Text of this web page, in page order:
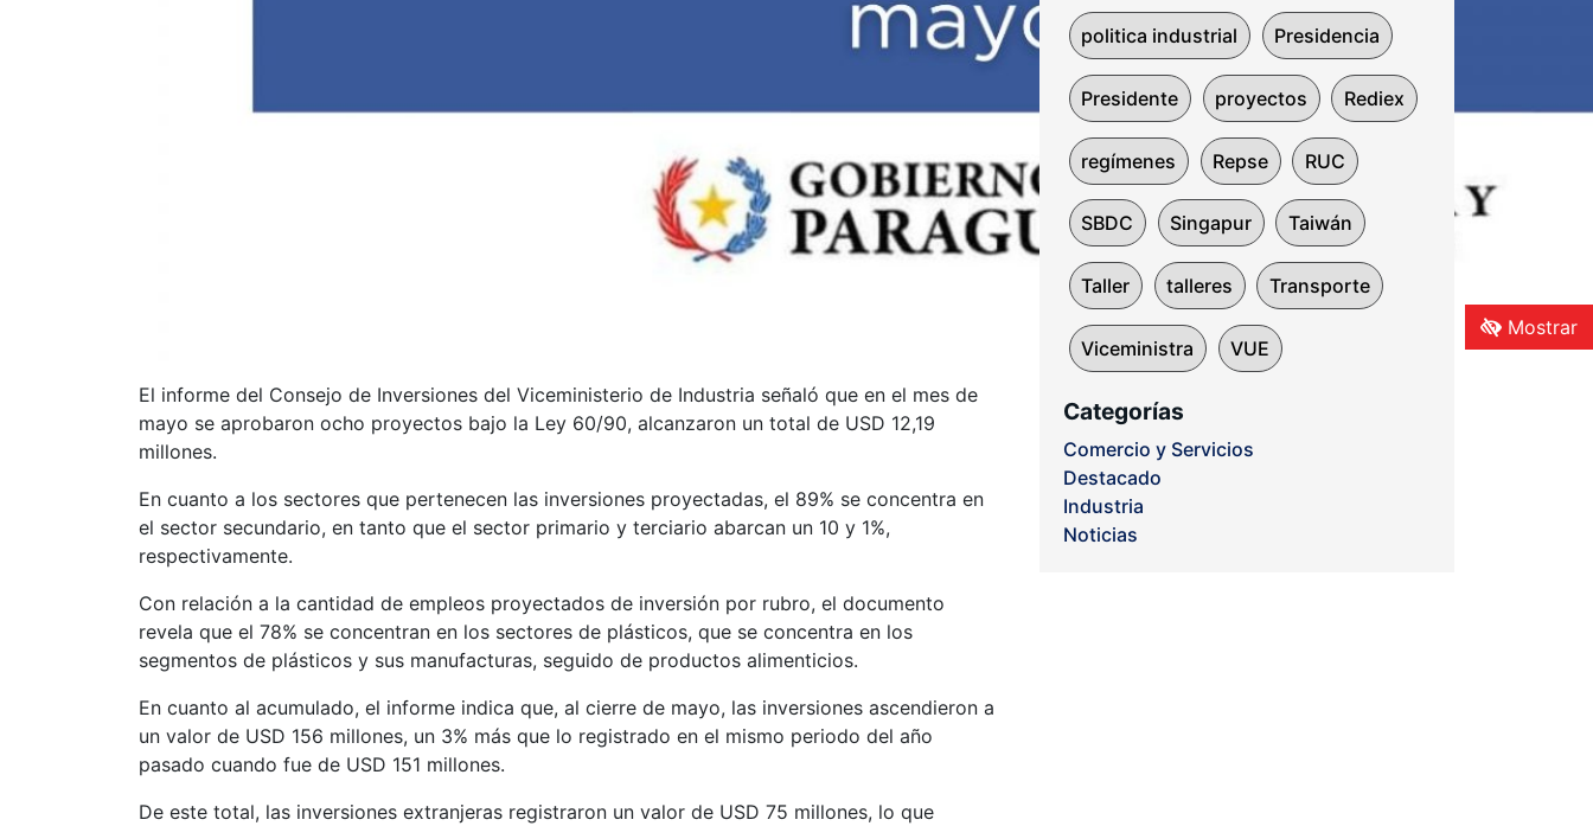
Mostrar
El informe del Consejo de Inversiones del Viceministerio de Industria señaló que en el mes de
mayo se aprobaron ocho proyectos bajo la Ley 60/90, alcanzaron un total de USD 12,19
millones.
En cuanto a los sectores que pertenecen las inversiones proyectadas, el 89% se concentra en
el sector secundario, en tanto que el sector primario y terciario abarcan un 10 y 1%,
respectivamente.
Con relación a la cantidad de empleos proyectados de inversión por rubro, el documento
revela que el 78% se concentran en los sectores de plásticos, que se concentra en los
segmentos de plásticos y sus manufacturas, seguido de productos alimenticios.
En cuanto al acumulado, el informe indica que, al cierre de mayo, las inversiones ascendieron a
un valor de USD 156 millones, un 3% más que lo registrado en el mismo periodo del año
pasado cuando fue de USD 151 millones.
De este total, las inversiones extranjeras registraron un valor de USD 75 millones, lo que
politica industrial Presidencia
Presidente proyectos Rediex
regímenes Repse RUC
SBDC Singapur Taiwán
Taller talleres Transporte
Viceministra VUE
Categorías
Comercio y Servicios
Destacado
Industria
Noticias